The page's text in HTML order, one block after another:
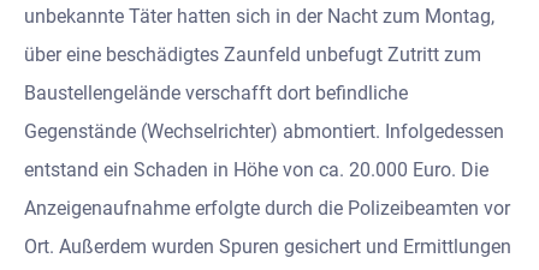
unbekannte Täter hatten sich in der Nacht zum Montag,
über eine beschädigtes Zaunfeld unbefugt Zutritt zum
Baustellengelände verschafft dort befindliche
Gegenstände (Wechselrichter) abmontiert. Infolgedessen
entstand ein Schaden in Höhe von ca. 20.000 Euro. Die
Anzeigenaufnahme erfolgte durch die Polizeibeamten vor
Ort. Außerdem wurden Spuren gesichert und Ermittlungen